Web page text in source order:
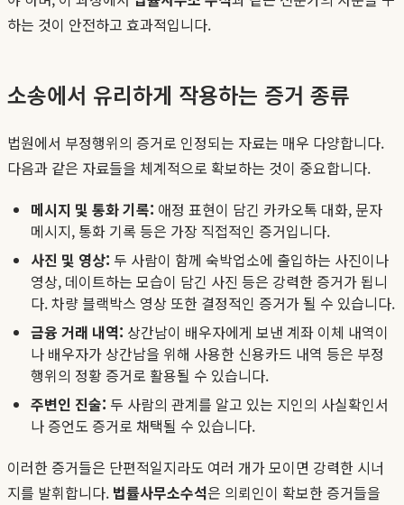
하는 것이 안전하고 효과적입니다.
소송에서 유리하게 작용하는 증거 종류
법원에서 부정행위의 증거로 인정되는 자료는 매우 다양합니다.
다음과 같은 자료들을 체계적으로 확보하는 것이 중요합니다.
메시지 및 통화 기록: 애정 표현이 담긴 카카오톡 대화, 문자
메시지, 통화 기록 등은 가장 직접적인 증거입니다.
사진 및 영상: 두 사람이 함께 숙박업소에 출입하는 사진이나
영상, 데이트하는 모습이 담긴 사진 등은 강력한 증거가 됩니
다. 차량 블랙박스 영상 또한 결정적인 증거가 될 수 있습니다.
금융 거래 내역: 상간남이 배우자에게 보낸 계좌 이체 내역이
나 배우자가 상간남을 위해 사용한 신용카드 내역 등은 부정
행위의 정황 증거로 활용될 수 있습니다.
주변인 진술: 두 사람의 관계를 알고 있는 지인의 사실확인서
나 증언도 증거로 채택될 수 있습니다.
이러한 증거들은 단편적일지라도 여러 개가 모이면 강력한 시너
지를 발휘합니다. 법률사무소수석은 의뢰인이 확보한 증거들을